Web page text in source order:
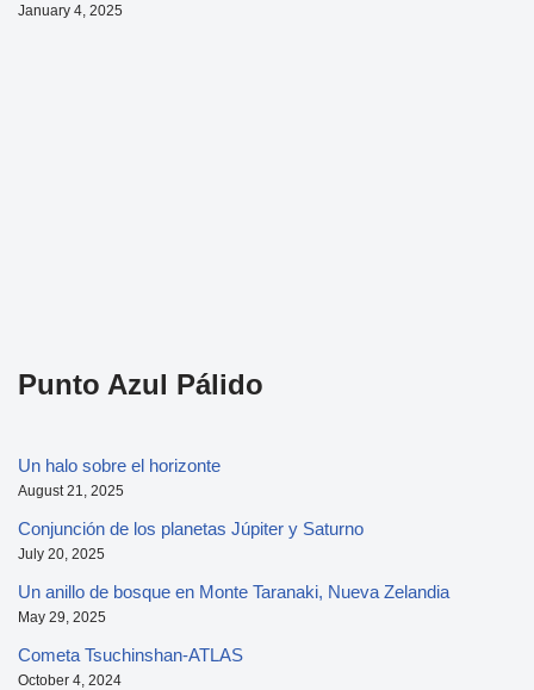
January 4, 2025
Punto Azul Pálido
Un halo sobre el horizonte
August 21, 2025
Conjunción de los planetas Júpiter y Saturno
July 20, 2025
Un anillo de bosque en Monte Taranaki, Nueva Zelandia
May 29, 2025
Cometa Tsuchinshan-ATLAS
October 4, 2024